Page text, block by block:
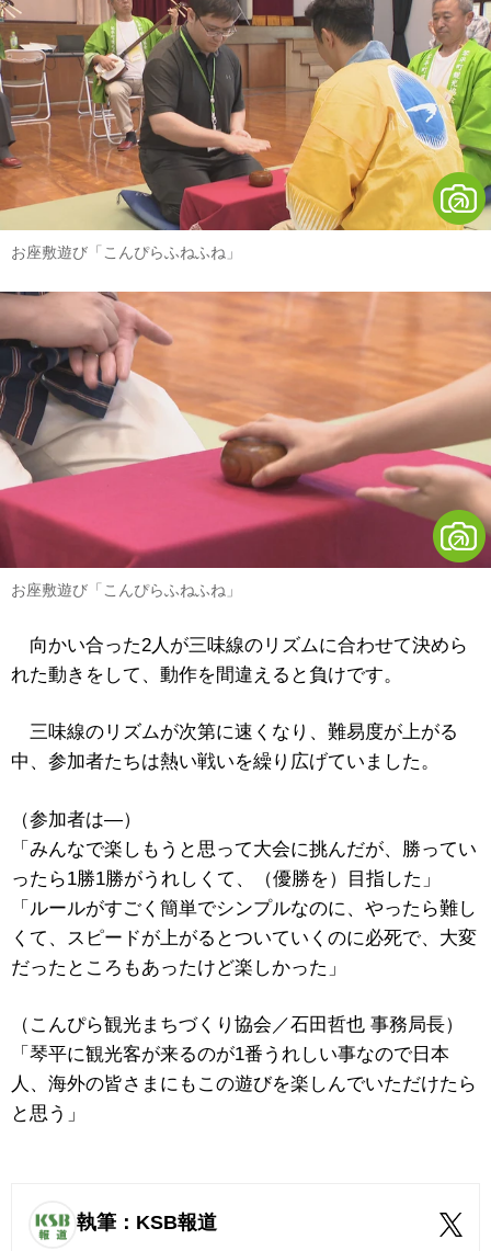
お座敷遊び「こんぴらふねふね」
お座敷遊び「こんぴらふねふね」
向かい合った2人が三味線のリズムに合わせて決めら
れた動きをして、動作を間違えると負けです。
三味線のリズムが次第に速くなり、難易度が上がる
中、参加者たちは熱い戦いを繰り広げていました。
（参加者は―）
「みんなで楽しもうと思って大会に挑んだが、勝ってい
ったら1勝1勝がうれしくて、（優勝を）目指した」
「ルールがすごく簡単でシンプルなのに、やったら難し
くて、スピードが上がるとついていくのに必死で、大変
だったところもあったけど楽しかった」
（こんぴら観光まちづくり協会／石田哲也 事務局長）
「琴平に観光客が来るのが1番うれしい事なので日本
人、海外の皆さまにもこの遊びを楽しんでいただけたら
と思う」
執筆：KSB報道